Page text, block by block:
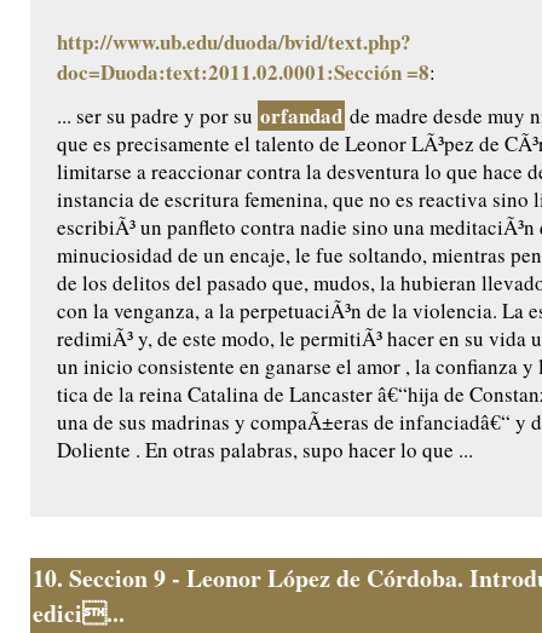
http://www.ub.edu/duoda/bvid/text.php?
doc=Duoda:text:2011.02.0001:Sección =8:
... ser su padre y por su orfandad de madre desde muy
que es precisamente el talento de Leonor LÃ³pez de
limitarse a reaccionar contra la desventura lo que hace
instancia de escritura femenina, que no es reactiva sino
escribiÃ³ un panfleto contra nadie sino una meditaciÃ³n
minuciosidad de un encaje, le fue soltando, mientras
de los delitos del pasado que, mudos, la hubieran
con la venganza, a la perpetuaciÃ³n de la violencia. La
redimiÃ³ y, de este modo, le permitiÃ³ hacer en su vida
un inicio consistente en ganarse el amor , la confianza
tica de la reina Catalina de Lancaster â€“hija de
una de sus madrinas y compaÃ±eras de infanciadâ€“ y
Doliente . En otras palabras, supo hacer lo que ...
10. Seccion 9 - Leonor López de Córdoba.
edici...